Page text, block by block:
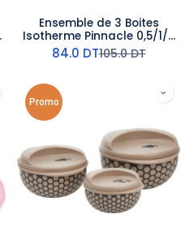
Ensemble de 3 Boites
Isotherme Pinnacle 0,5/1/2
L Vert
84.0 DT105.0DT
Promo